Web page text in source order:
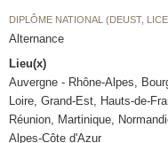
DIPLÔME NATIONAL (DEUST,
Alternance
Lieu(x)
Auvergne - Rhône-Alpes,
Loire, Grand-Est, Hauts-de-
Réunion, Martinique,
Alpes-Côte d'Azur